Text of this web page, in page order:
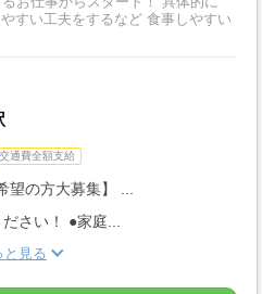
交通費全額支給
望の方大募集】 ...
さい！ ●家庭...
と見る